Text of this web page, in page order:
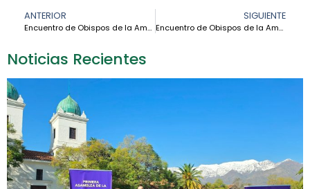
Noticias Recientes
ANTERIOR
Encuentro de Obispos de la Amazonía: Volver a soñar juntos, como Iglesia en salida – Mons. Rafael Cob
SIGUIENTE
Encuentro de Obispos de la Amazonía: una apertura valiente a lo nuevo, a lo diverso, a lo diferente – Mons. Joaquín Pinzón